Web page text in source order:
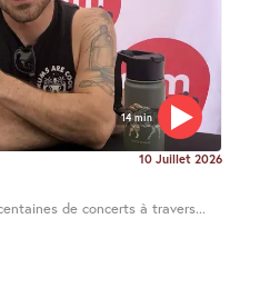
14 min
10 Juillet 2026
de concerts à travers...